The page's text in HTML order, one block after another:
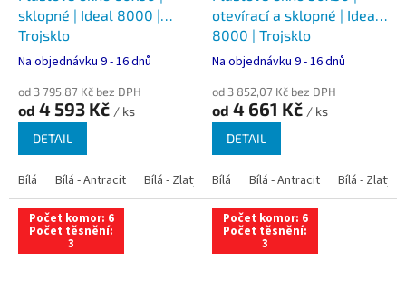
sklopné | Ideal 8000 |
Trojsklo
Na objednávku 9 - 16 dnů
od 3 795,87 Kč bez DPH
od 4 593 Kč / ks
DETAIL
Bílá Bílá - Antracit Bílá - Zlatý dub Bílá - Tmavý dub Bílá -
otevírací a sklopné | Ideal
8000 | Trojsklo
Na objednávku 9 - 16 dnů
od 3 852,07 Kč bez DPH
od 4 661 Kč / ks
DETAIL
Bílá Bílá - Antracit Bílá - Zlatý
Počet komor: 6
Počet těsnění:
3
Počet komor: 6
Počet těsnění:
3